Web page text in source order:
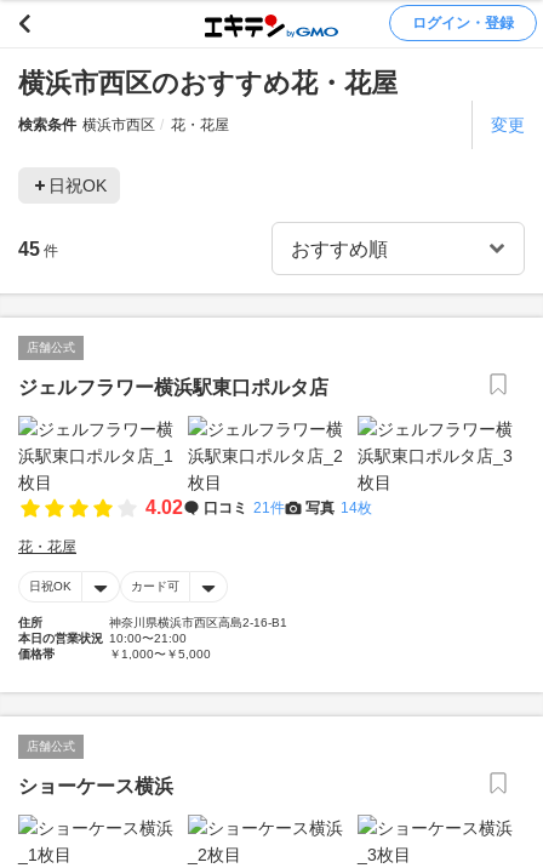
ログイン・登録
横浜市西区のおすすめ花・花屋
検索条件 横浜市西区 花・花屋 変更
日祝OK
45 件
店舗公式
ジェルフラワー横浜駅東口ポルタ店
4.02 口コミ 21件 写真 14枚
花・花屋
日祝OK カード可
住所
神奈川県横浜市西区高島2-16-B1
本日の営業状況 10:00〜21:00
価格帯
￥1,000〜￥5,000
店舗公式
ショーケース横浜